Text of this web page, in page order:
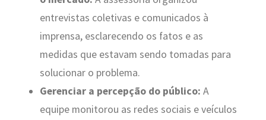
entrevistas coletivas e comunicados à
imprensa, esclarecendo os fatos e as
medidas que estavam sendo tomadas para
solucionar o problema.
Gerenciar a percepção do público: A
equipe monitorou as redes sociais e veículos